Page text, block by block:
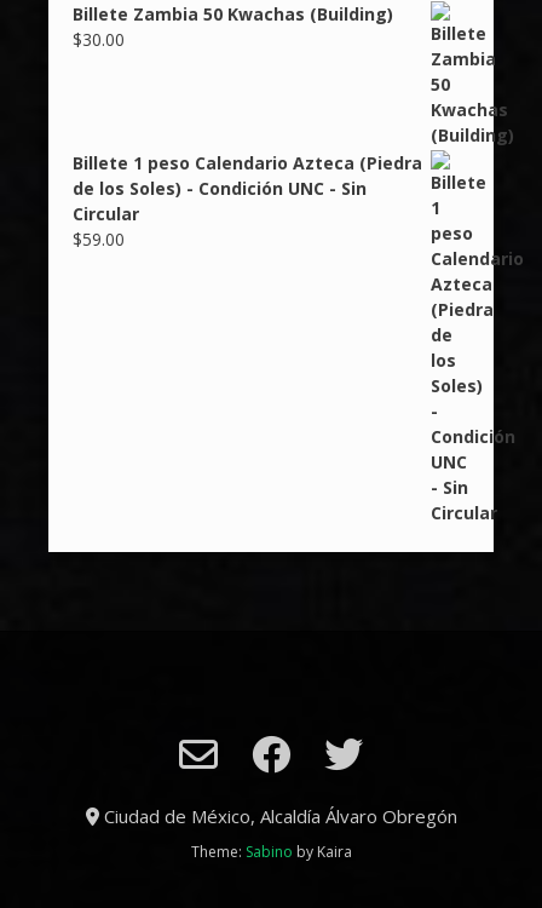
Billete Zambia 50 Kwachas (Building)
$30.00
Billete 1 peso Calendario Azteca (Piedra
de los Soles) - Condición UNC - Sin
Circular
$59.00
Ciudad de México, Alcaldía Álvaro Obregón
Theme: Sabino by Kaira